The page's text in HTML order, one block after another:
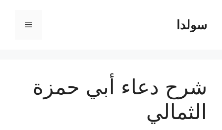
سولدا فهرست
شرح دعاء أبي حمزة
الثمالي